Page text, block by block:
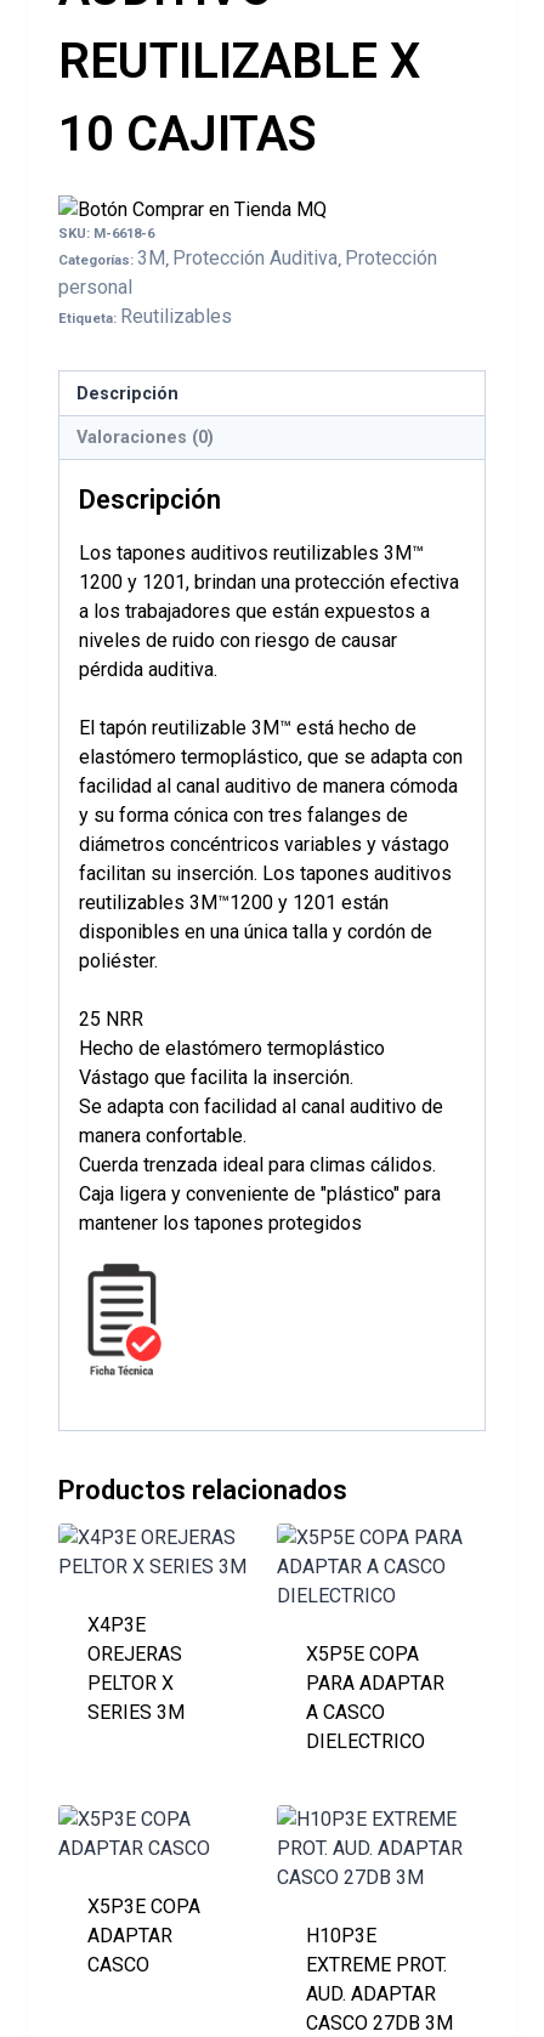
REUTILIZABLE X
10 CAJITAS
SKU: M-6618-6
Categorías: 3M , Protección Auditiva, Protección
personal
Etiqueta: Reutilizables
Descripción
Valoraciones (0)
Descripción
Los tapones auditivos reutilizables 3M™
1200 y 1201, brindan una protección efectiva
a los trabajadores que están expuestos a
niveles de ruido con riesgo de causar
pérdida auditiva.
El tapón reutilizable 3M™ está hecho de
elastómero termoplástico, que se adapta con
facilidad al canal auditivo de manera cómoda
y su forma cónica con tres falanges de
diámetros concéntricos variables y vástago
facilitan su inserción. Los tapones auditivos
reutilizables 3M™1200 y 1201 están
disponibles en una única talla y cordón de
poliéster.
25 NRR
Hecho de elastómero termoplástico
Vástago que facilita la inserción.
Se adapta con facilidad al canal auditivo de
manera confortable.
Cuerda trenzada ideal para climas cálidos.
Caja ligera y conveniente de "plástico" para
mantener los tapones protegidos
Productos relacionados
X4P3E
OREJERAS
PELTOR X
SERIES 3M
X5P5E COPA
PARA ADAPTAR
A CASCO
DIELECTRICO
X5P3E COPA
ADAPTAR
CASCO
H10P3E
EXTREME PROT.
AUD. ADAPTAR
CASCO 27DB 3M